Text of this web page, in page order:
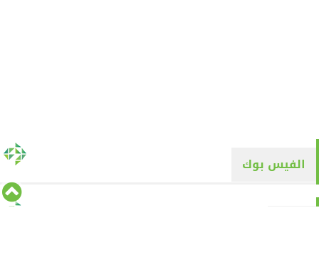
الفيس بوك